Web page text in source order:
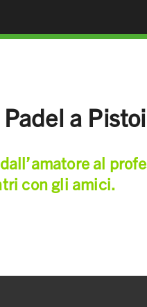
a
al
con gli amici.